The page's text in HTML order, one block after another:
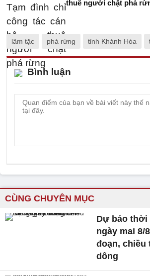
thuê người chặt phá
lâm tặc phá rừng tỉnh Khánh Hòa
Bình luận
CÙNG CHUYÊN MỤC
Dự báo thời
ngày mai 8/
đoạn, chiều
dông